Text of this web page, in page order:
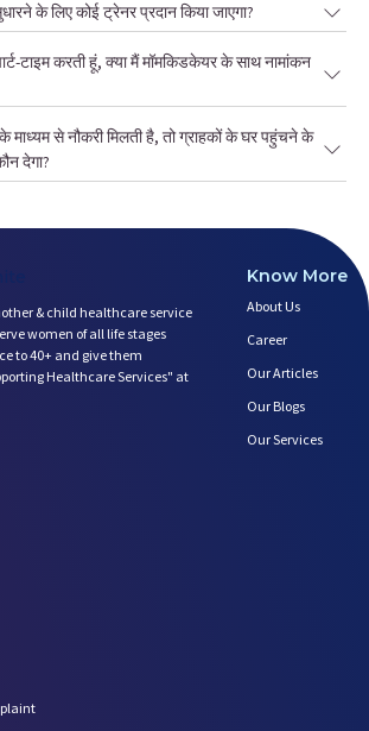
के लिए कोई ट्रेनर प्रदान किया जाएगा?
टाइम करती हूं, क्या मैं मॉमकिडकेयर के साथ नामांकन
से नौकरी मिलती है, तो ग्राहकों के घर पहुंचने के
देगा?
& child healthcare service
women of all life stages
to 40+ and give them
Healthcare Services" at
Know More
About Us
Career
Our Articles
Our Blogs
Our Services